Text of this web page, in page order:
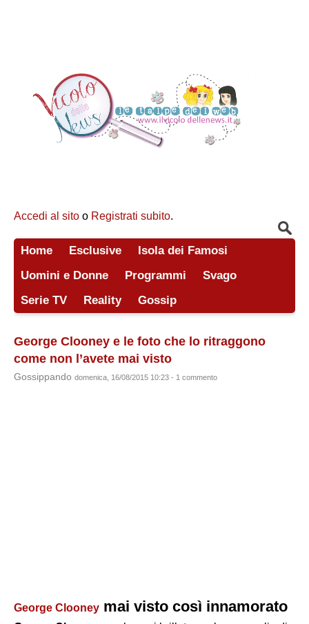
Accedi al sito o Registrati subito.
Home Esclusive
Isola dei Famosi
Uomini e Donne
Programmi
Svago
Serie TV
Reality Gossip
George Clooney e le foto che lo ritraggono
come non l’avete mai visto
Gossippando domenica, 16/08/2015 10:23 - 1 commento
George Clooney mai visto così innamorato